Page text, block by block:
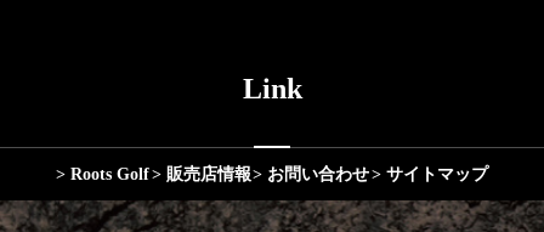
Link
> Roots Golf> 販売店情報> お問い合わせ> サイトマップ